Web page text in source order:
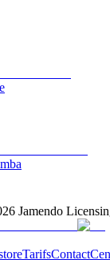
Jamendo
TarifsContact